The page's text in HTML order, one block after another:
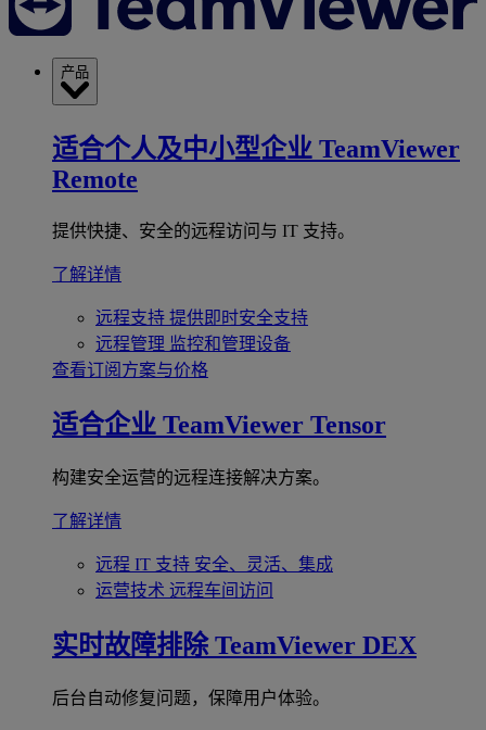
产品
适合个人及中小型企业 TeamViewer
Remote
提供快捷、安全的远程访问与 IT 支持。
了解详情
远程支持 提供即时安全支持
远程管理 监控和管理设备
查看订阅方案与价格
适合企业 TeamViewer Tensor
构建安全运营的远程连接解决方案。
了解详情
远程 IT 支持 安全、灵活、集成
运营技术 远程车间访问
实时故障排除 TeamViewer DEX
后台自动修复问题，保障用户体验。